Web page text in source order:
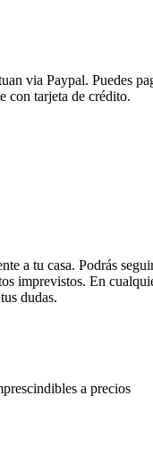
via Paypal. Puedes
con tarjeta de crédito.
a tu casa. Podrás
imprevistos. En
dudas.
a precios